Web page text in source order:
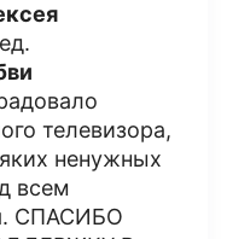
телевизора,
ненужных
всем
СПАСИБО